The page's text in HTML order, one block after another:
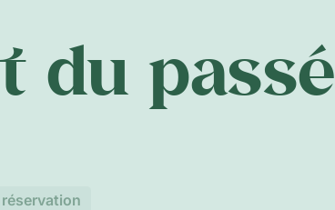
du passé
réservation